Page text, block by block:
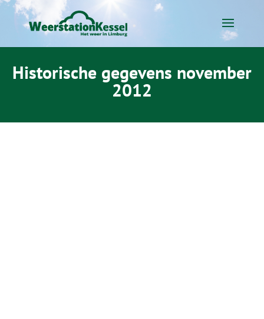
Historische gegevens november
2012